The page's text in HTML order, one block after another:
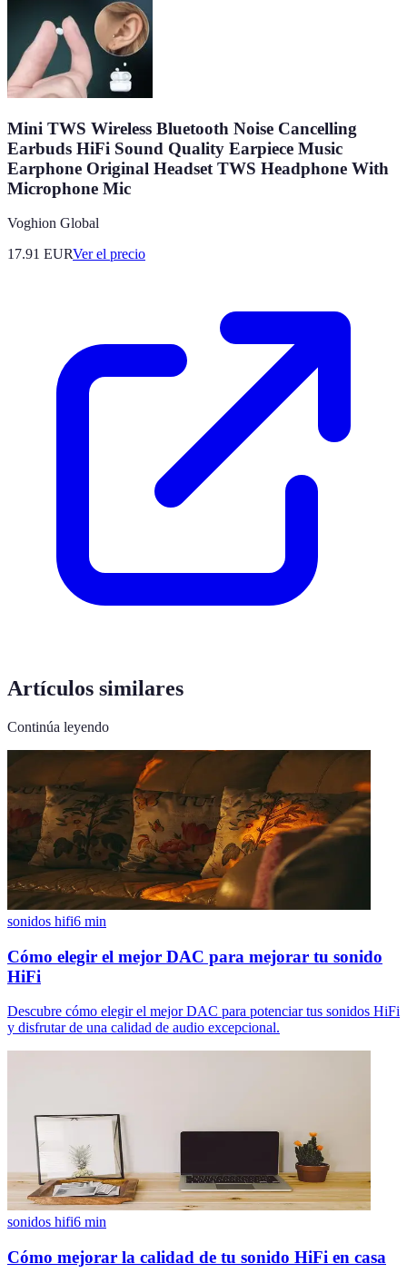
Mini TWS Wireless Bluetooth Noise Cancelling
Earbuds HiFi Sound Quality Earpiece Music
Earphone Original Headset TWS Headphone With
Microphone Mic
Voghion Global
17.91 EURVer el precio
Artículos similares
Continúa leyendo
sonidos hifi6 min
Cómo elegir el mejor DAC para mejorar tu sonido
HiFi
Descubre cómo elegir el mejor DAC para potenciar tus sonidos HiFi
y disfrutar de una calidad de audio excepcional.
sonidos hifi6 min
Cómo mejorar la calidad de tu sonido HiFi en casa